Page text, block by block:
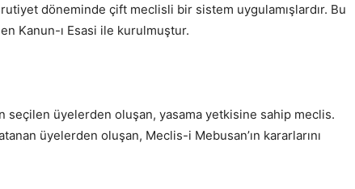
döneminde çift meclisli bir sistem uygulamışlardır. Bu
Kanun-ı Esasi ile kurulmuştur.
seçilen üyelerden oluşan, yasama yetkisine sahip meclis.
üyelerden oluşan, Meclis-i Mebusan’ın kararlarını